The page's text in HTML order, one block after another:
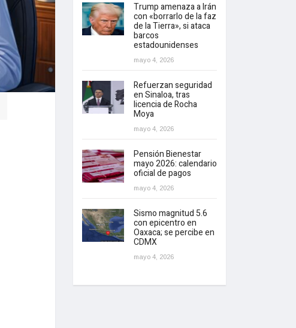
Trump amenaza a Irán
con «borrarlo de la faz
de la Tierra», si ataca
barcos
estadounidenses
mayo 4, 2026
Refuerzan seguridad
en Sinaloa, tras
licencia de Rocha
Moya
mayo 4, 2026
Pensión Bienestar
mayo 2026: calendario
oficial de pagos
mayo 4, 2026
Sismo magnitud 5.6
con epicentro en
Oaxaca; se percibe en
CDMX
mayo 4, 2026